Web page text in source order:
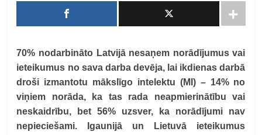
70% nodarbināto Latvijā nesaņem norādījumus vai
ieteikumus no sava darba devēja, lai ikdienas darbā
droši izmantotu mākslīgo intelektu (MI) – 14% no
viņiem norāda, ka tas rada neapmierinātību vai
neskaidrību, bet 56% uzsver, ka norādījumi nav
nepieciešami. Igaunijā un Lietuvā ieteikumus